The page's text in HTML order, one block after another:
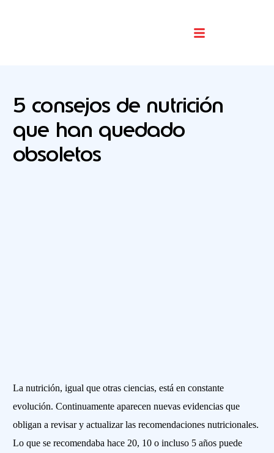
5 consejos de nutrición
que han quedado
obsoletos
La nutrición, igual que otras ciencias, está en constante
evolución. Continuamente aparecen nuevas evidencias que
obligan a revisar y actualizar las recomendaciones nutricionales.
Lo que se recomendaba hace 20, 10 o incluso 5 años puede